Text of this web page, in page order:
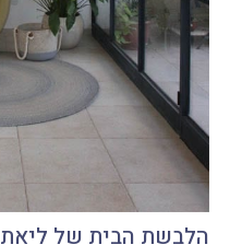
הלבשת הבית של ליאת